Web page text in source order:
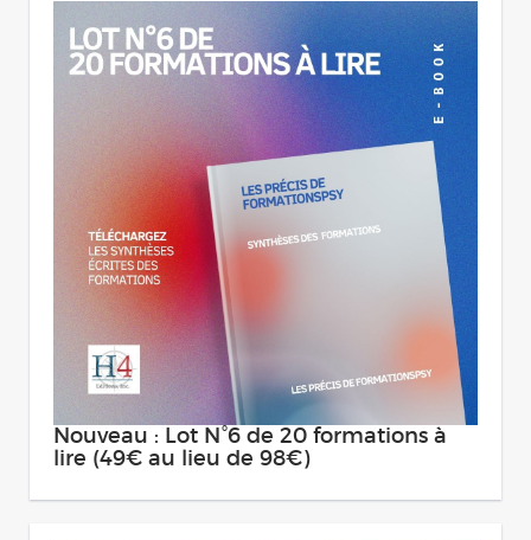
Nouveau : Lot N°6 de 20 formations à
lire (49€ au lieu de 98€)